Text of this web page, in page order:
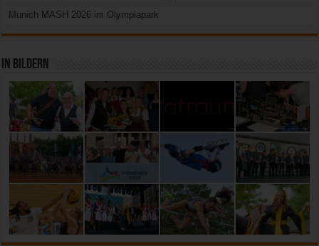
Munich MASH 2026 im Olympiapark
In Bildern